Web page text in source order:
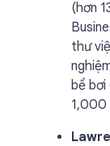
(hơn
thư
bể bơi
1,000